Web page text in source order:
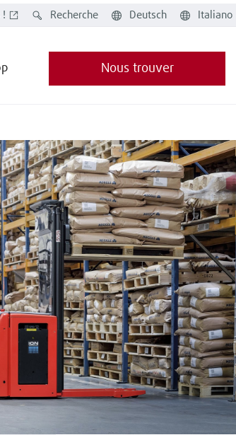
Deutsch Italiano
Recherche
!
Nous trouver